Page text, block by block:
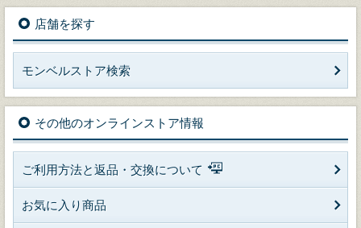
店舗を探す
モンベルストア検索
その他のオンラインストア情報
ご利用方法と返品・交換について
お気に入り商品